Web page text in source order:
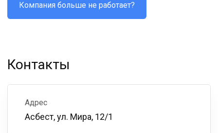
Компания больше не работает?
Контакты
Адрес
Асбест, ул. Мира, 12/1